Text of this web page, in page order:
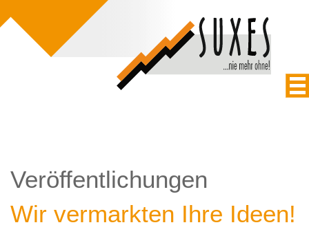
Veröffentlichungen
Wir vermarkten Ihre Ideen!